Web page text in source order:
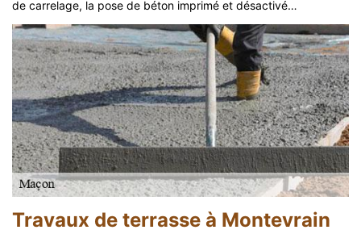
de carrelage, la pose de béton imprimé et désactivé…
Travaux de terrasse à Montevrain